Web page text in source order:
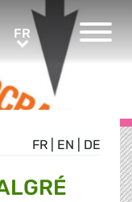
FR FR
FR EN DE